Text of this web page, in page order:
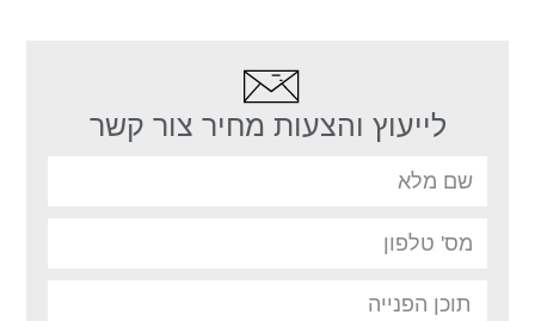
לייעוץ והצעות מחיר צור קשר